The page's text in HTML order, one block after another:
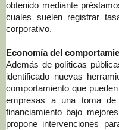
obtenido mediante
cuales suelen registrar
corporativo.
Economía del
Además de políticas
identificado nuevas
comportamiento que
empresas a una toma
financiamiento bajo
propone intervenciones